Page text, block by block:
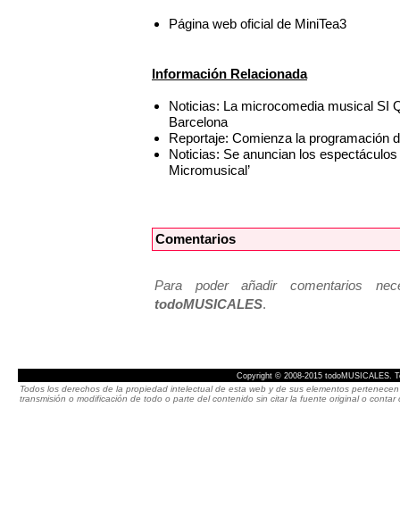
Página web oficial de MiniTea3
Información Relacionada
Noticias: La microcomedia musical SI
Barcelona
Reportaje: Comienza la programación
Noticias: Se anuncian los
Micromusical’
Comentarios
Para poder añadir comentarios
todoMUSICALES.
Copyright © 2008-2015 todoMUSICALES.
Todos los derechos de la propiedad intelectual de esta web y de sus elementos
transmisión o modificación de todo o parte del contenido sin citar la fuente original o